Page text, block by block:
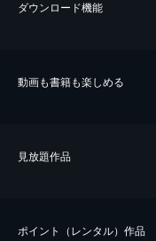
ダウンロード機能
動画も書籍も楽しめる
⾒放題作品
ポイント（レンタル）作品